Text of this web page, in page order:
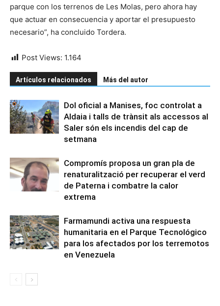
parque con los terrenos de Les Molas, pero ahora hay
que actuar en consecuencia y aportar el presupuesto
necesario”, ha concluido Tordera.
Post Views: 1.164
Artículos relacionados Más del autor
Dol oficial a Manises, foc controlat a
Aldaia i talls de trànsit als accessos al
Saler són els incendis del cap de
setmana
Compromís proposa un gran pla de
renaturalització per recuperar el verd
de Paterna i combatre la calor
extrema
Farmamundi activa una respuesta
humanitaria en el Parque Tecnológico
para los afectados por los terremotos
en Venezuela